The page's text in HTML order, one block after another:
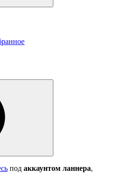
под аккаунтом ланнера,